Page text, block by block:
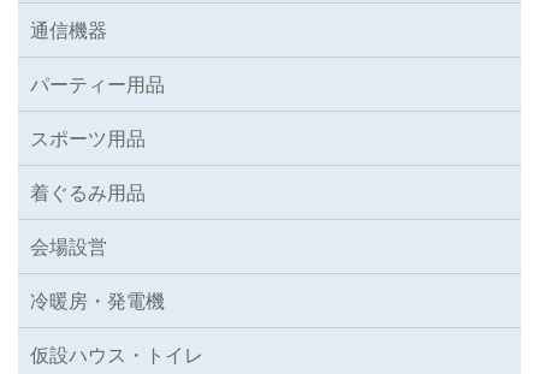
通信機器
パーティー用品
スポーツ用品
着ぐるみ用品
会場設営
冷暖房・発電機
仮設ハウス・トイレ